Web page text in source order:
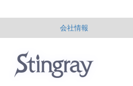
会社情報